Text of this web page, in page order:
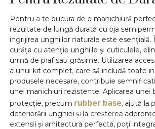
Pentru a te bucura de o manichiură
rezultate de lungă durată cu oja
îngrijirea unghiilor naturale este esențială.
curăța cu atenție unghiile și cuticulele,
urmă de praf sau grăsime. Utilizarea
a unui kit complet, care să includă toate
produsele necesare, contribuie
unei manichiuri rezistente. Aplicarea unei
protecție, precum rubber base, ajută la
deteriorării unghiei și la creșterea
extensii și arhitectură perfectă, poți